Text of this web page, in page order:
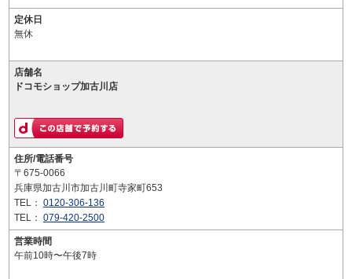
定休日
無休
店舗名
ドコモショップ加古川店
住所/電話番号
〒675-0066
兵庫県加古川市加古川町寺家町653
TEL： 0120-306-136
TEL： 079-420-2500
営業時間
午前10時〜午後7時